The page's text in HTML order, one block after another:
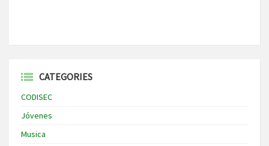
CATEGORIES
CODISEC
Jóvenes
Musica